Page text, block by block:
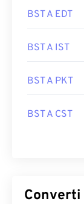
BST A EDT
BST A IST
BST A PKT
BST A CST